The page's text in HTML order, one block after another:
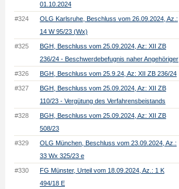
01.10.2024
#324
OLG Karlsruhe, Beschluss vom 26.09.2024, Az.:
14 W 95/23 (Wx)
#325
BGH, Beschluss vom 25.09.2024, Az: XII ZB
236/24 - Beschwerdebefugnis naher Angehöriger
#326 BGH, Beschluss vom 25.9.24, Az: XII ZB 236/24
#327
BGH, Beschluss vom 25.09.2024, Az: XII ZB
110/23 - Vergütung des Verfahrensbeistands
#328
BGH, Beschluss vom 25.09.2024, Az: XII ZB
508/23
#329
OLG München, Beschluss vom 23.09.2024, Az.:
33 Wx 325/23 e
#330
FG Münster, Urteil vom 18.09.2024, Az.: 1 K
494/18 E